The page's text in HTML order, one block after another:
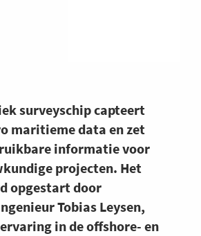
surveyschip capteert
maritieme data en zet
informatie voor
projecten. Het
opgestart door
Tobias Leysen,
in de offshore- en